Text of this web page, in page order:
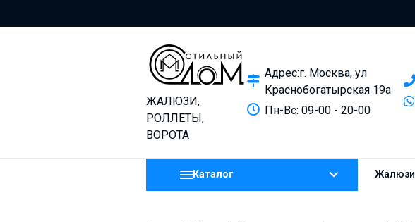
ЖАЛЮЗИ,
РОЛЛЕТЫ,
ВОРОТА
Адрес:г. Москва, ул
Краснобогатырская 19а
Пн-Вс: 09-00 - 20-00
Каталог Жалюзи